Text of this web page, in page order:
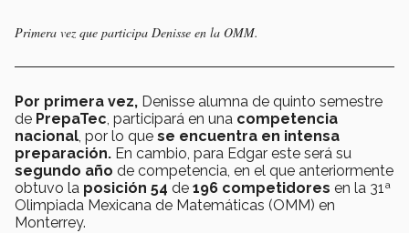
Primera vez que participa Denisse en la OMM.
Por primera vez, Denisse alumna de quinto semestre
de PrepaTec, participará en una competencia
nacional, por lo que se encuentra en intensa
preparación. En cambio, para Edgar este será su
segundo año de competencia, en el que anteriormente
obtuvo la posición 54 de 196 competidores en la 31ª
Olimpiada Mexicana de Matemáticas (OMM) en
Monterrey.